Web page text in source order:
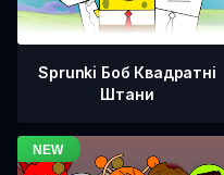
Sprunki Боб Квадратні
Штани